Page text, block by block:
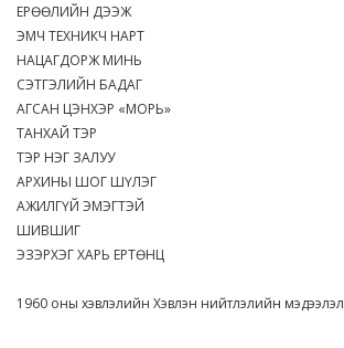
ЕРӨӨЛИЙН ДЭЭЖ
ЭМЧ ТЕХНИКЧ НАРТ
НАЦАГДОРЖ МИНЬ
СЭТГЭЛИЙН БАДАГ
АГСАН ЦЭНХЭР «МОРЬ»
ТАНХАЙ ТЭР
ТЭР НЭГ ЗАЛУУ
АРХИНЫ ШОГ ШҮЛЭГ
АЖИЛГҮЙ ЭМЭГТЭЙ
ШИВШИГ
ЭЗЭРХЭГ ХАРЬ ЕРТӨНЦ
1960 оны хэвлэлийн Хэвлэн нийтлэлийн мэдээлэл